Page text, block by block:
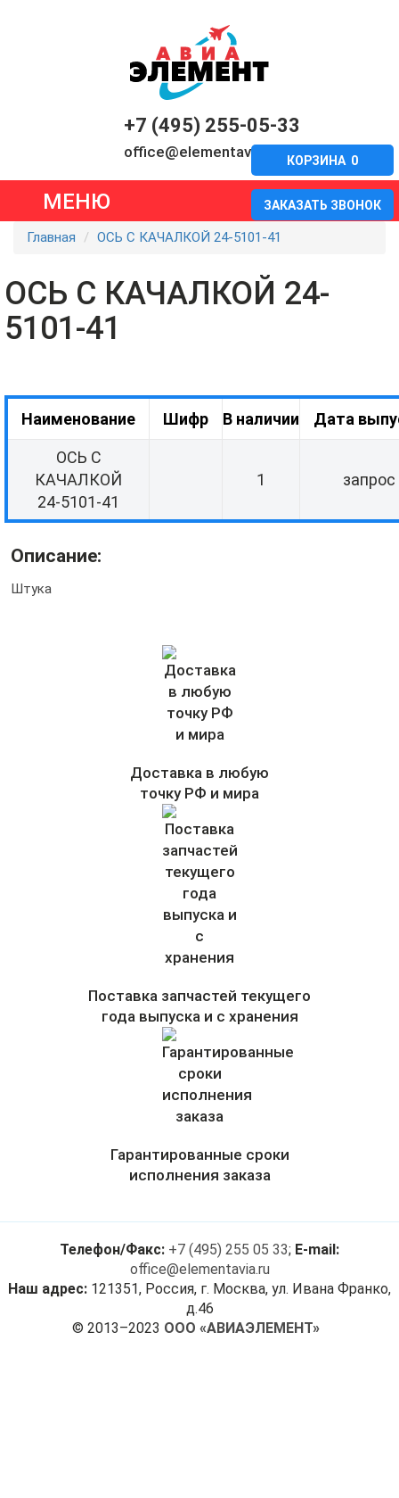
+7 (495) 255-05-33
office@elementavia.ru
ЗАКАЗАТЬ ЗВОНОК
КОРЗИНА 0
МЕНЮ
Главная ОСЬ С КАЧАЛКОЙ 24-5101-41
ОСЬ С КАЧАЛКОЙ 24-
5101-41
Наименование Шифр В наличии Дата
ОСЬ С
КАЧАЛКОЙ
24-5101-41
1 запрос
Описание:
Штука
Доставка в любую
точку РФ и мира
Поставка запчастей текущего
года выпуска и с хранения
Гарантированные сроки
исполнения заказа
Телефон/Факс: +7 (495) 255 05 33; E-mail:
office@elementavia.ru
Наш адрес: 121351, Россия, г. Москва, ул. Ивана Франко,
д.46
© 2013–2023 ООО «АВИАЭЛЕМЕНТ»